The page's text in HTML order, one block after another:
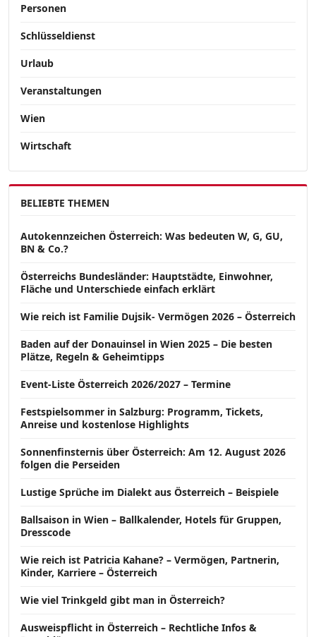
Personen
Schlüsseldienst
Urlaub
Veranstaltungen
Wien
Wirtschaft
BELIEBTE THEMEN
Autokennzeichen Österreich: Was bedeuten W, G, GU,
BN & Co.?
Österreichs Bundesländer: Hauptstädte, Einwohner,
Fläche und Unterschiede einfach erklärt
Wie reich ist Familie Dujsik- Vermögen 2026 – Österreich
Baden auf der Donauinsel in Wien 2025 – Die besten
Plätze, Regeln & Geheimtipps
Event-Liste Österreich 2026/2027 – Termine
Festspielsommer in Salzburg: Programm, Tickets,
Anreise und kostenlose Highlights
Sonnenfinsternis über Österreich: Am 12. August 2026
folgen die Perseiden
Lustige Sprüche im Dialekt aus Österreich – Beispiele
Ballsaison in Wien – Ballkalender, Hotels für Gruppen,
Dresscode
Wie reich ist Patricia Kahane? – Vermögen, Partnerin,
Kinder, Karriere – Österreich
Wie viel Trinkgeld gibt man in Österreich?
Ausweispflicht in Österreich – Rechtliche Infos &